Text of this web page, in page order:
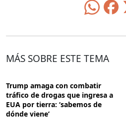
MÁS SOBRE ESTE TEMA
Trump amaga con combatir
tráfico de drogas que ingresa a
EUA por tierra: ‘sabemos de
dónde viene’